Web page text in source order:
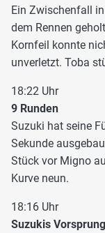
Ein Zwischenfall
dem Rennen
Kornfeil konnte
unverletzt. Toba
18:22 Uhr
9 Runden
Suzuki hat seine
Sekunde
Stück vor Migno
Kurve neun.
18:16 Uhr
Suzukis Vorsprung